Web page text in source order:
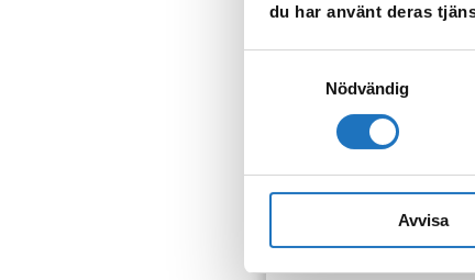
du har använt deras
Nödvändig
Avvisa
Anmäl dig
Vår sms-tjänst
som fastighetsägare.